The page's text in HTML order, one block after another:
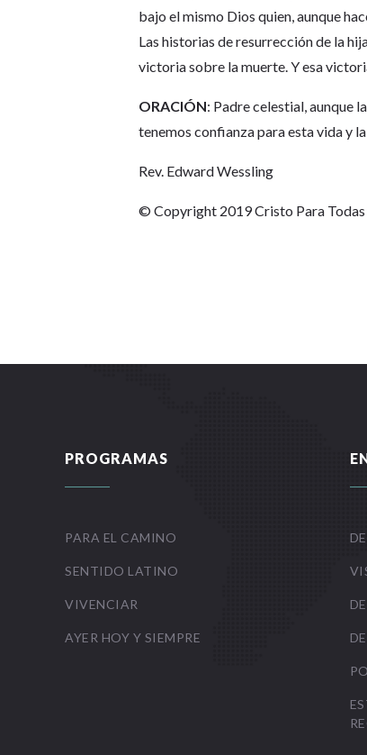
bajo el mismo Dios quien, aunque
Las historias de resurrección de la
victoria sobre la muerte. Y esa
ORACIÓN: Padre celestial, aunque
tenemos confianza para esta vida y
Rev. Edward Wessling
© Copyright 2019 Cristo Para Todas
PROGRAMAS
PARA EL CAMINO
SENTIDO LATINO
VIVENCIAR
AYER HOY Y SIEMPRE